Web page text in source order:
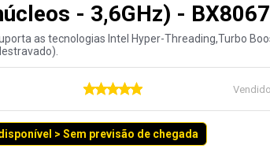
- 3,6GHz) -
as tecnologias Intel Hyper-Threading,Turbo
> Sem previsão de chegada